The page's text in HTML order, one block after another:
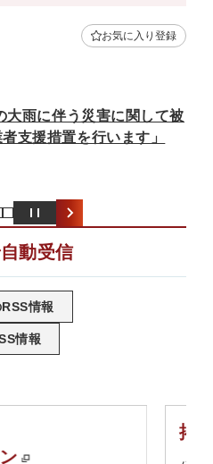
関して被
ます」
「中小企業省力
募）」
動受信
情報
情報
ム